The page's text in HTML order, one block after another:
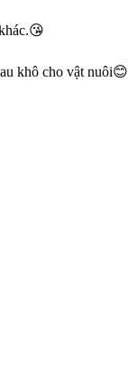
khô cho vật nuôi😊